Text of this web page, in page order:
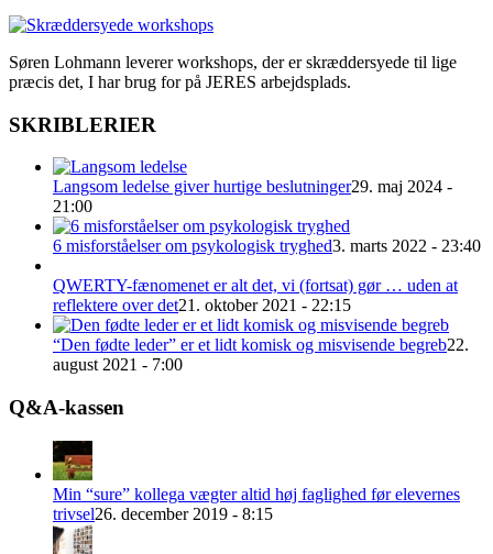
Søren Lohmann leverer workshops, der er skræddersyede til lige
præcis det, I har brug for på JERES arbejdsplads.
SKRIBLERIER
Langsom ledelse giver hurtige beslutninger29. maj 2024 -
21:00
6 misforståelser om psykologisk tryghed3. marts 2022 - 23:40
QWERTY-fænomenet er alt det, vi (fortsat) gør … uden at
reflektere over det21. oktober 2021 - 22:15
“Den fødte leder” er et lidt komisk og misvisende begreb22.
august 2021 - 7:00
Q&A-kassen
Min “sure” kollega vægter altid høj faglighed før elevernes
trivsel26. december 2019 - 8:15